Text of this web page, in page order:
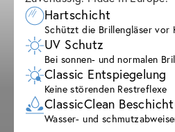
Hartschicht
Schützt die Brillengläser vor
UV Schutz
Bei sonnen- und normalen
Classic Entspiegelung
Keine störenden Restreflexe
ClassicClean
Wasser- und